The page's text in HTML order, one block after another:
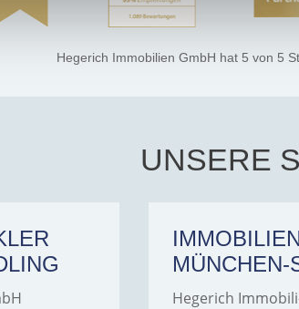
Hegerich Immobilien GmbH hat 5 von 5
UNSERE
MÜNCHEN-
Hegerich